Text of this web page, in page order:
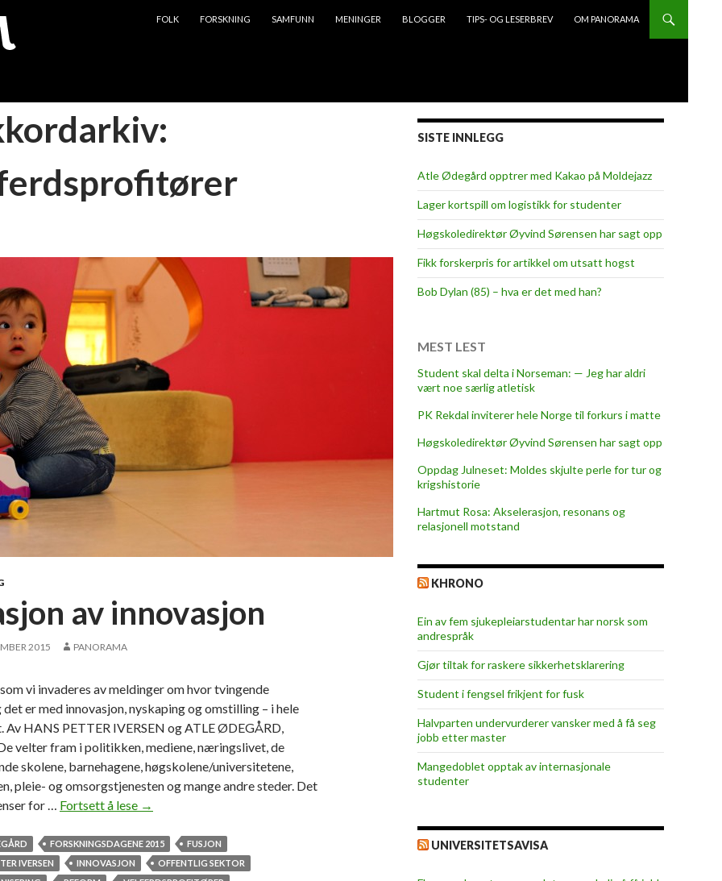
FOLK
FORSKNING SAMFUNN MENINGER BLOGGER TIPS- OG LESERBREV OM PANORAMA
av innovasjon
2015 PANORAMA
vi invaderes av meldinger om hvor tvingende
er med innovasjon, nyskaping og omstilling – i hele
Av HANS PETTER IVERSEN og ATLE ØDEGÅRD,
velter fram i politikken, mediene, næringslivet, de
skolene, barnehagene, høgskolene/universitetene,
pleie- og omsorgstjenesten og mange andre steder. Det
for … Fortsett å lese I
v
a
→
FORSKNINGSDAGENE 2015
FUSJON
IVERSEN
INNOVASJON
OFFENTLIG SEKTOR
SISTE INNLEGG
Atle Ødegård opptrer med Kakao på Moldejazz
Lager kortspill om logistikk for studenter
Høgskoledirektør Øyvind Sørensen har sagt opp
Fikk forskerpris for artikkel om utsatt hogst
Bob Dylan (85) – hva er det med han?
MEST LEST
Student skal delta i Norseman: — Jeg har aldri
vært noe særlig atletisk
PK Rekdal inviterer hele Norge til forkurs i matte
Høgskoledirektør Øyvind Sørensen har sagt opp
Oppdag Julneset: Moldes skjulte perle for tur og
krigshistorie
Hartmut Rosa: Akselerasjon, resonans og
relasjonell motstand
KHRONO
Ein av fem sjukepleiar­studentar har norsk som
andrespråk
Gjør tiltak for raskere sikkerhets­klarering
Student i fengsel frikjent for fusk
Halvparten undervurderer vansker med å få seg
jobb etter master
Mangedoblet opptak av internasjonale
studenter
UNIVERSITETSAVISA